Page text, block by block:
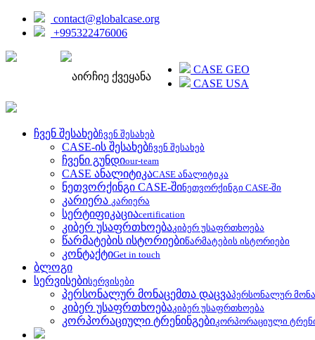
contact@globalcase.org
+995322476006
აირჩიე ქვეყანა
CASE GEO
CASE USA
ჩვენ შესახებჩვენ შესახებ
CASE-ის შესახებჩვენ შესახებ
ჩვენი გუნდიour-team
CASE ანალიტიკაCASE ანალიტიკა
ნეთვორქინგი CASE-შინეთვორქინგი CASE-ში
კარიერა კარიერა
სერტიფიკაციაcertification
კიბერ უსაფრთხოებაკიბერ უსაფრთხოება
წარმატების ისტორიებიწარმატების ისტორიები
კონტაქტიGet in touch
ბლოგი
სერვისებისერვისები
პერსონალურ მონაცემთა დაცვაპერსონალურ
კიბერ უსაფრთხოებაკიბერ უსაფრთხოება
კორპორაციული ტრენინგებიკორპორაციული